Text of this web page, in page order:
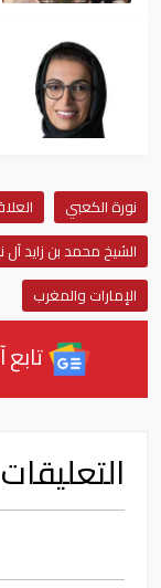
نورة الكعبي
الشيخ محمد بن زايد آل
الإمارات والمغرب
التعليقات